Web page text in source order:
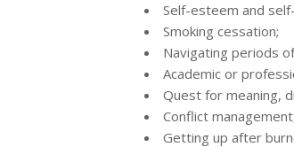
Self-esteem and
Smoking cessation;
Navigating periods
Academic or
Quest for meaning,
Conflict
Getting up after